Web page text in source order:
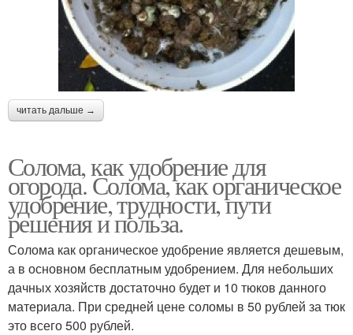
читать дальше →
Солома, как удобрение для
огорода. Солома, как органическое
удобрение, трудности, пути
решения и польза.
Солома как органическое удобрение является дешевым,
а в основном бесплатным удобрением. Для небольших
дачных хозяйств достаточно будет и 10 тюков данного
материала. При средней цене соломы в 50 рублей за тюк
это всего 500 рублей.